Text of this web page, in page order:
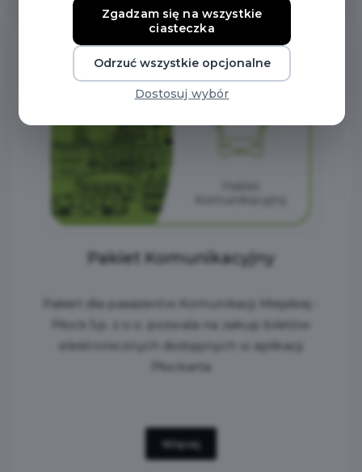
Pakiet Komunikacyjny
Pakiet dla pasażerów Komunikacji Miejskiej -
Płock Sp. z o.o. pozwala na zakup biletów
elektronicznych dostępnych w aplikacji
Płockarta
Więcej
Zgadzam się na wszystkie
ciasteczka
Odrzuć wszystkie opcjonalne
Dostosuj wybór